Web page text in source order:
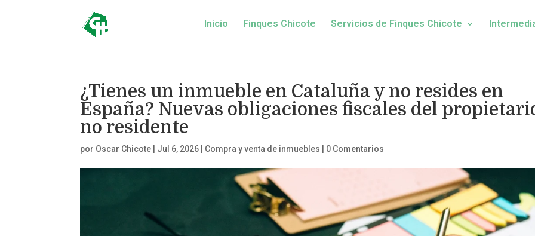
Inicio Finques Chicote Servicios de Finques Chicote
¿Tienes un inmueble en Cataluña y no resides en
España? Nuevas obligaciones fiscales del
no residente
por Oscar Chicote Jul 6, 2026 Compra y venta de inmuebles 0 Comentarios